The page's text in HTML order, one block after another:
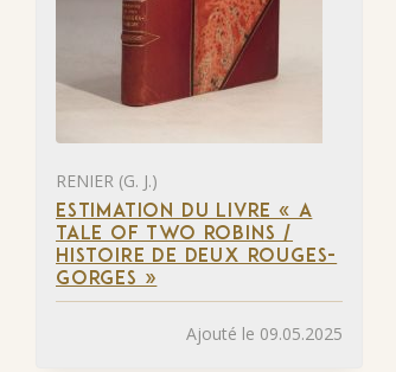
RENIER (G. J.)
ESTIMATION DU LIVRE « A
TALE OF TWO ROBINS /
HISTOIRE DE DEUX ROUGES-
GORGES »
Ajouté le 09.05.2025